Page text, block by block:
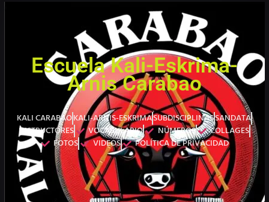
Escuela Kali-Eskrima-
Arnis Carabao
KALI CARABAOKALI-ARNIS-ESKRIMASUBDISCIPLINASSANDATA
INSTRUCTORES
VOCABULARIO NÚMEROS
COLLAGES
FOTOS
VIDEOS POLÍTICA DE PRIVACIDAD